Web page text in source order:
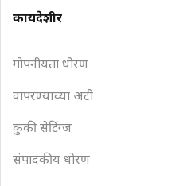
कायदेशीर
गोपनीयता धोरण
वापरण्याच्या अटी
कुकी सेटिंग्ज
संपादकीय धोरण